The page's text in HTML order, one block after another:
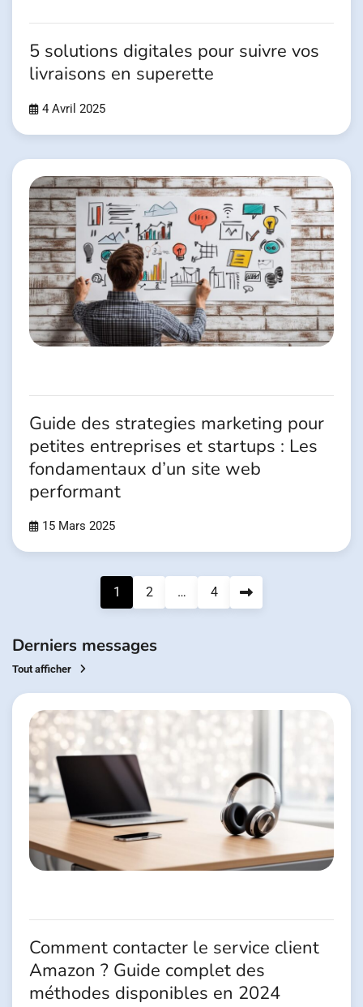
5 solutions digitales pour suivre vos
livraisons en superette
4 Avril 2025
Guide des strategies marketing pour
petites entreprises et startups : Les
fondamentaux d’un site web
performant
15 Mars 2025
publications
1 2 … 4
Derniers messages
Tout afficher
Comment contacter le service client
Amazon ? Guide complet des
méthodes disponibles en 2024